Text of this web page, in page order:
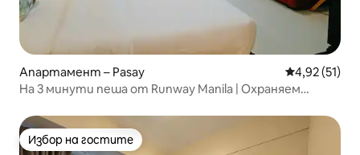
Апартамент – Pasay Средна
4,92 (51)
На 3 минути пеша от Runway Manila | Охраняем
Избор на гостите
Избор на гостите